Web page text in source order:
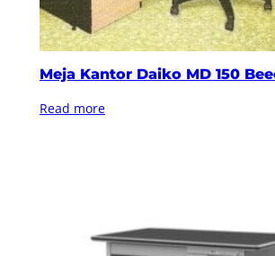
Meja Kantor Daiko MD 150
Read more